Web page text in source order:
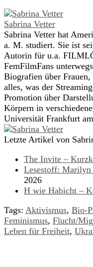
Sabrina Vetter
Sabrina Vetter hat
a. M. studiert. Sie ist
Autorin für u.a.
FemFilmFans
Biografien über
alles, was der
Promotion über
Körpern in
Universität Frankfurt
Letzte Artikel von
The Invite –
Lesestoff: Marilyn
2026
H wie Habicht –
Tags: Aktivismus, Bio-
Feminismus, Flucht/
Leben für Freiheit,